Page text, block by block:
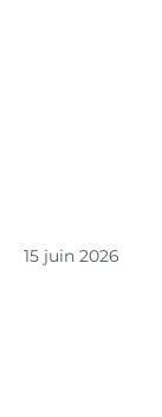
15 juin 2026